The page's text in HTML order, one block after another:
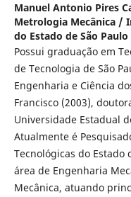
Manuel Antonio Pires
Metrologia Mecânica /
do Estado de São Paulo
Possui graduação em
de Tecnologia de São
Engenharia e Ciência
Francisco (2003),
Universidade Estadual
Atualmente é
Tecnológicas do Estado
área de Engenharia
Mecânica, atuando